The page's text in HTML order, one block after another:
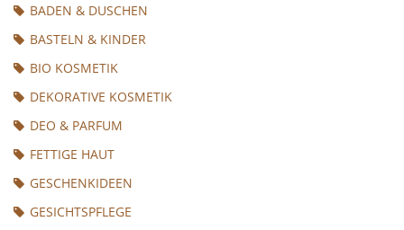
BADEN & DUSCHEN
BASTELN & KINDER
BIO KOSMETIK
DEKORATIVE KOSMETIK
DEO & PARFUM
FETTIGE HAUT
GESCHENKIDEEN
GESICHTSPFLEGE